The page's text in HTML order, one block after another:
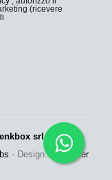
(ricevere
srl- P.Iva:
- Design: adesigner